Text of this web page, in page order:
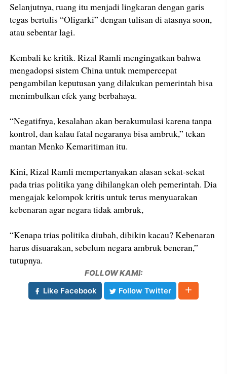
Selanjutnya, ruang itu menjadi lingkaran dengan garis
tegas bertulis “Oligarki” dengan tulisan di atasnya soon,
atau sebentar lagi.
Kembali ke kritik. Rizal Ramli mengingatkan bahwa
mengadopsi sistem China untuk mempercepat
pengambilan keputusan yang dilakukan pemerintah bisa
menimbulkan efek yang berbahaya.
“Negatifnya, kesalahan akan berakumulasi karena tanpa
kontrol, dan kalau fatal negaranya bisa ambruk,” tekan
mantan Menko Kemaritiman itu.
Kini, Rizal Ramli mempertanyakan alasan sekat-sekat
pada trias politika yang dihilangkan oleh pemerintah. Dia
mengajak kelompok kritis untuk terus menyuarakan
kebenaran agar negara tidak ambruk,
“Kenapa trias politika diubah, dibikin kacau? Kebenaran
harus disuarakan, sebelum negara ambruk beneran,”
tutupnya.
FOLLOW KAMI:
Like Facebook
Follow Twitter